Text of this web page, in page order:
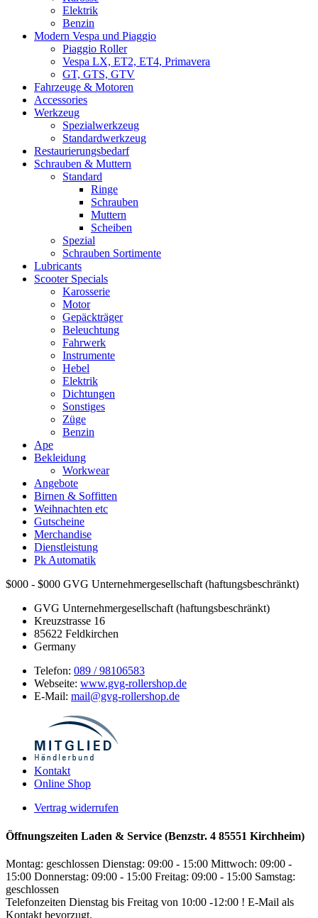
Elektrik
Benzin
Modern Vespa und Piaggio
Piaggio Roller
Vespa LX, ET2, ET4, Primavera
GT, GTS, GTV
Fahrzeuge & Motoren
Accessories
Werkzeug
Spezialwerkzeug
Standardwerkzeug
Restaurierungsbedarf
Schrauben & Muttern
Standard
Ringe
Schrauben
Muttern
Scheiben
Spezial
Schrauben Sortimente
Lubricants
Scooter Specials
Karosserie
Motor
Gepäckträger
Beleuchtung
Fahrwerk
Instrumente
Hebel
Elektrik
Dichtungen
Sonstiges
Züge
Benzin
Ape
Bekleidung
Workwear
Angebote
Birnen & Soffitten
Weihnachten etc
Gutscheine
Merchandise
Dienstleistung
Pk Automatik
$000 - $000 GVG Unternehmergesellschaft (haftungsbeschränkt)
GVG Unternehmergesellschaft (haftungsbeschränkt)
Kreuzstrasse 16
85622 Feldkirchen
Germany
Telefon: 089 / 98106583
Webseite: www.gvg-rollershop.de
E-Mail: mail@gvg-rollershop.de
Kontakt
Online Shop
Vertrag widerrufen
Öffnungszeiten Laden & Service (Benzstr. 4 85551 Kirchheim)
Montag: geschlossen Dienstag: 09:00 - 15:00 Mittwoch: 09:00 -
15:00 Donnerstag: 09:00 - 15:00 Freitag: 09:00 - 15:00 Samstag:
geschlossen
Telefonzeiten Dienstag bis Freitag von 10:00 -12:00 ! E-Mail als
Kontakt bevorzugt.